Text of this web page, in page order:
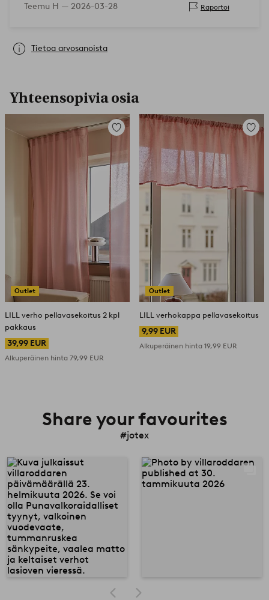
Teemu H — 2026-03-28 Raportoi
Tietoa arvosanoista
Yhteensopivia osia
Outlet
Lisää
LILL verho pellavasekoitus 2 kpl
pakkaus
39,99 EUR
Alkuperäinen hinta 79,99 EUR
Outlet
Lisää
LILL verhokappa pellavasekoitus
9,99 EUR
Alkuperäinen hinta 19,99 EUR
Share your favourites
#jotex